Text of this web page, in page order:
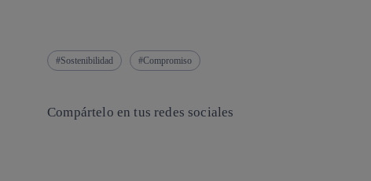
Sostenibilidad Compromiso
Compártelo en tus redes sociales